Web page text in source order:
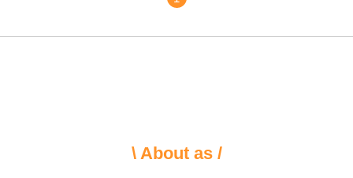
\ About as /